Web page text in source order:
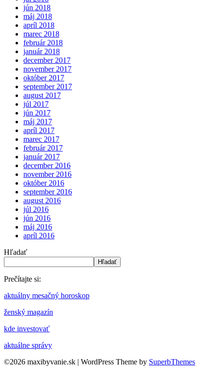
jún 2018
máj 2018
apríl 2018
marec 2018
február 2018
január 2018
december 2017
november 2017
október 2017
september 2017
august 2017
júl 2017
jún 2017
máj 2017
apríl 2017
marec 2017
február 2017
január 2017
december 2016
november 2016
október 2016
september 2016
august 2016
júl 2016
jún 2016
máj 2016
apríl 2016
Hľadať
Hľadať
Prečítajte si:
aktuálny mesačný horoskop
ženský magazín
kde investovať
aktuálne správy
©2026 maxibyvanie.sk | WordPress Theme by SuperbThemes